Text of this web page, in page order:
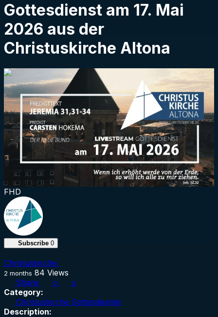
Gottesdienst am 17. Mai
2026 aus der
Christuskirche Altona
1:19:46
FHD
Subscribe 0
Christuskirche
2 months 84 Views
Share
0 0
Category:
Christuskirche Gottesdienste
Description: